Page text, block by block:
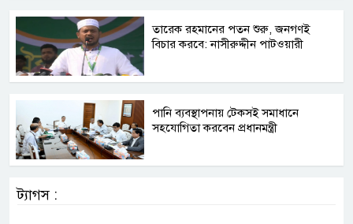
তারেক রহমানের পতন শুরু, জনগণই
বিচার করবে: নাসীরুদ্দীন পাটওয়ারী
পানি ব্যবস্থাপনায় টেকসই সমাধানে
সহযোগিতা করবেন প্রধানমন্ত্রী
ট্যাগস :